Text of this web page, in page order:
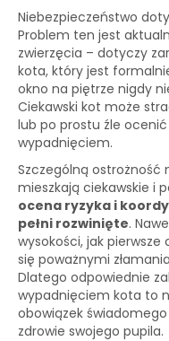
Niebezpieczeństwo
Problem ten jest
zwierzęcia – dotyczy
kota, który jest
okno na piętrze nigdy
Ciekawski kot może
lub po prostu źle ocenić
wypadnięciem.
Szczególną ostrożność
mieszkają ciekawskie i
ocena ryzyka i
pełni rozwinięte.
wysokości, jak
się poważnymi
Dlatego odpowiednie
wypadnięciem kota to
obowiązek
zdrowie swojego pupila.